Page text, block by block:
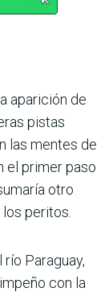
aparición de
pistas
las mentes de
el primer paso
otro
peritos.
Paraguay,
con la